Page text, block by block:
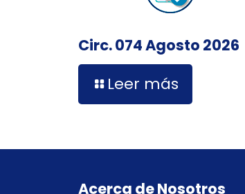
Circ. 074 Agosto 2026
Leer más
Acerca de Nosotros